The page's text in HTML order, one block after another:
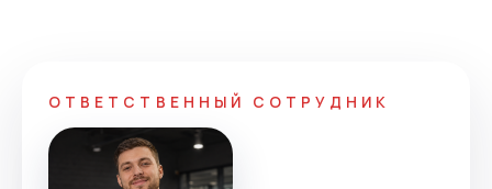
ОТВЕТСТВЕННЫЙ СОТРУДНИК